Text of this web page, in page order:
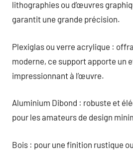
lithographies ou d’œuvres
garantit une grande précision.
Plexiglas ou verre acrylique :
moderne, ce support apporte un
impressionnant à l’œuvre.
Aluminium Dibond : robuste et
pour les amateurs de design
Bois : pour une finition rustique